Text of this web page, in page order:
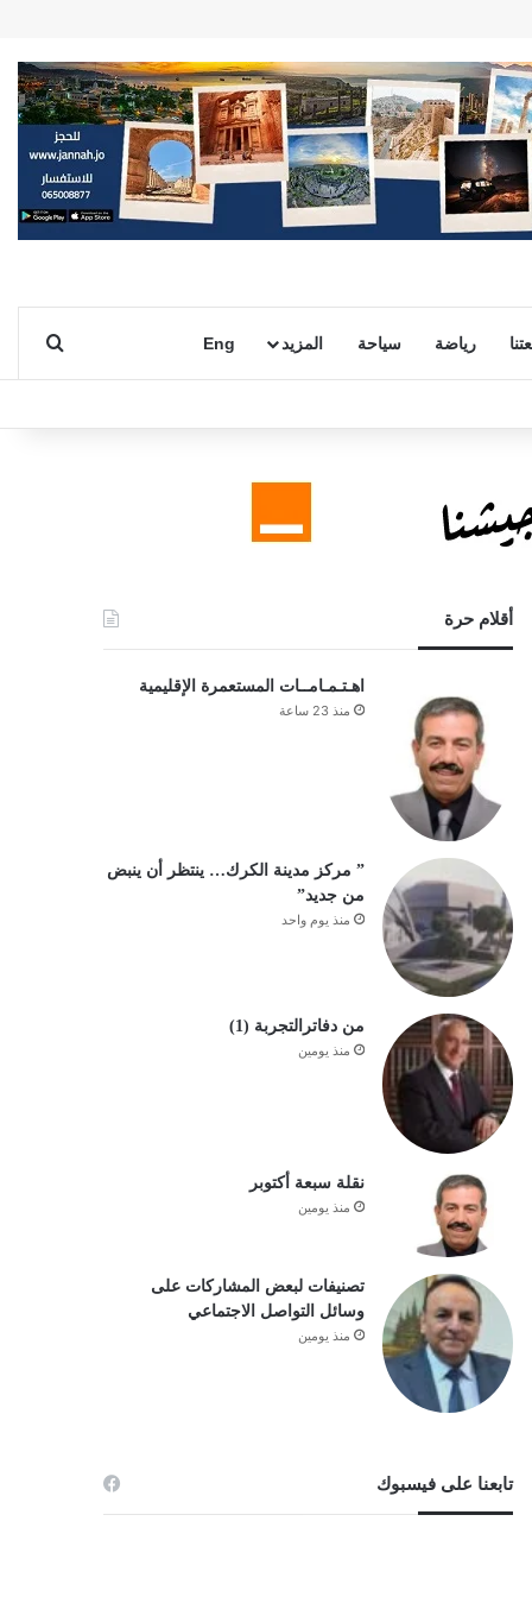
رياضة سياحة المزيد Eng
أقلام حرة
اهـتـمـامــات المستعمرة الإقليمية
منذ 23 ساعة
” مركز مدينة الكرك… ينتظر أن ينبض
من جديد”
منذ يوم واحد
من دفاترالتجربة (1)
منذ يومين
نقلة سبعة أكتوبر
منذ يومين
تصنيفات لبعض المشاركات على
وسائل التواصل الاجتماعي
منذ يومين
تابعنا على فيسبوك